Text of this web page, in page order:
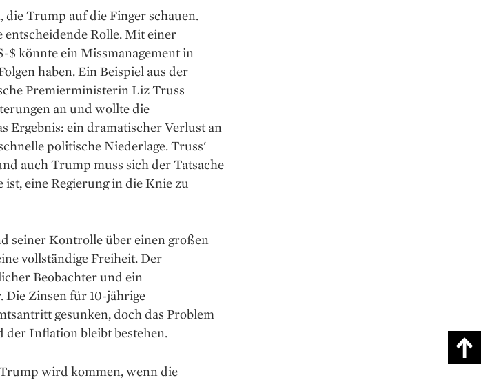
Trump auf die Finger schauen.
Rolle. Mit einer
$ könnte ein Missmanagement in
haben. Ein Beispiel aus der
Premierministerin Liz Truss
an und wollte die
Ergebnis: ein dramatischer Verlust an
politische Niederlage. Truss'
auch Trump muss sich der Tatsache
eine Regierung in die Knie zu
seiner Kontrolle über einen großen
vollständige Freiheit. Der
Beobachter und ein
Zinsen für 10-jährige
gesunken, doch das Problem
Inflation bleibt bestehen.
wird kommen, wenn die